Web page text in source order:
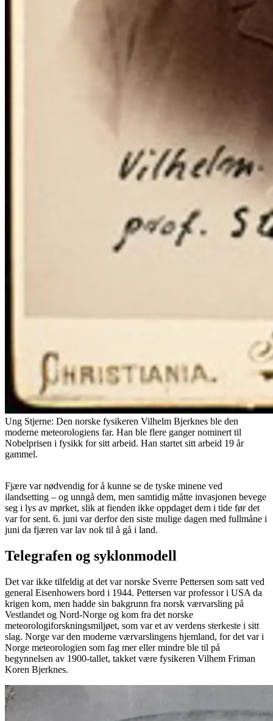
Ung Stjerne: Den norske fysikeren Vilhelm Bjerknes ble den
moderne meteorologiens far. Han ble flere ganger nominert til
Nobelprisen i fysikk for sitt arbeid. Han startet sitt arbeid 19 år
gammel.
Fjære var nødvendig for å kunne se de tyske minene ved
ilandsetting – og unngå dem, men samtidig måtte invasjonen bevege
seg i lys av mørket, slik at fienden ikke oppdaget dem i tide før det
var for sent. 6. juni var derfor den siste mulige dagen med fullmåne i
juni da fjæren var lav nok til å gå i land.
Telegrafen og syklonmodell
Det var ikke tilfeldig at det var norske Sverre Pettersen som satt ved
general Eisenhowers bord i 1944. Pettersen var professor i USA da
krigen kom, men hadde sin bakgrunn fra norsk værvarsling på
Vestlandet og Nord-Norge og kom fra det norske
meteorologiforskningsmiljøet, som var et av verdens sterkeste i sitt
slag. Norge var den moderne værvarslingens hjemland, for det var i
Norge meteorologien som fag mer eller mindre ble til på
begynnelsen av 1900-tallet, takket være fysikeren Vilhem Friman
Koren Bjerknes.